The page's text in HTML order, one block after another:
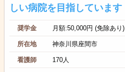
しい病院を目指しています
奨学金 月額:50,000円 (免除あり)
所在地 神奈川県座間市
看護師 170人